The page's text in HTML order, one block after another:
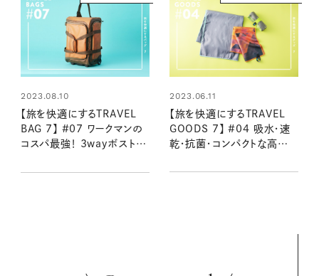
2023.08.10
【旅を快適にするTRAVEL
BAG 7】 #07 ワークマンの
コスパ最強！ 3wayボストン
2023.06.11
【旅を快適にするTRAVEL
GOODS 7】 #04 吸水・速
乾・抗菌・コンパクトな高機
化！